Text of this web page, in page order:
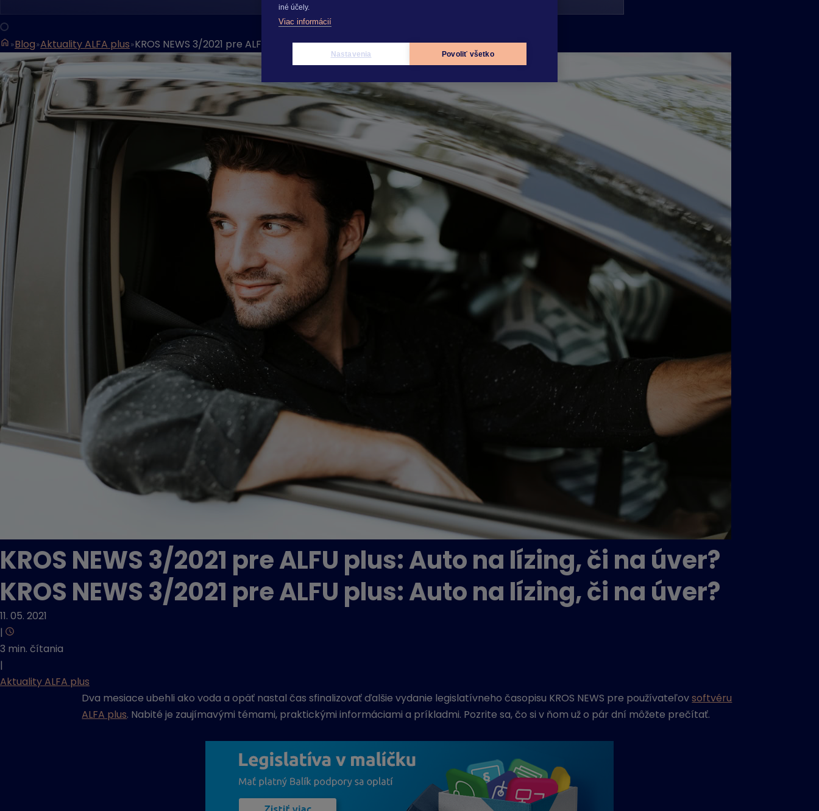
Blog Aktuality ALFA plus KROS NEWS 3/2021 pre ALFU plus: Auto na lízing, či na úver?
KROS NEWS 3/2021 pre ALFU plus: Auto na lízing, či na úver?
KROS NEWS 3/2021 pre ALFU plus: Auto na lízing, či na úver?
11. 05. 2021
|
3 min. čítania
|
Aktuality ALFA plus
Dva mesiace ubehli ako voda a opäť nastal čas sfinalizovať ďalšie vydanie legislatívneho časopisu KROS NEWS pre používateľovsoftvéru
ALFA plus. Nabité je zaujímavými témami, praktickými informáciami a príkladmi. Pozrite sa, čo si v ňom už o pár dní môžete prečítať.
iné účely.
Viac informácií
Nastavenia Povoliť všetko